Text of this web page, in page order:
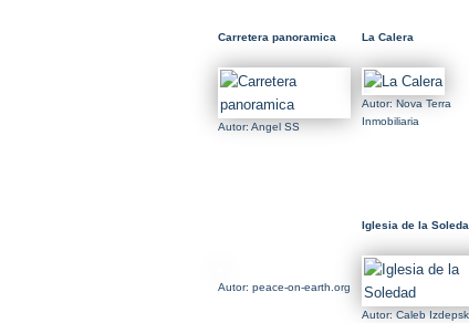
Carretera panoramica
Autor: Angel SS
La Calera
Autor: Nova Terra
Inmobiliaria
Autor: peace-on-earth.org
Iglesia de la
Autor: Caleb